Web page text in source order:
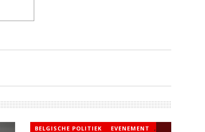
BELGISCHE POLITIEK ,
EVENEMENT